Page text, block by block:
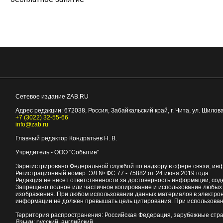
Сетевое издание ZAB.RU
Адрес редакции: 672038, Россия, Забайкальский край, г. Чита, ул.
+7 (3022) 32-55-66
info@zab.ru
Главный редактор Кондратьев Н. В.
Учредитель - ООО "Событие"
Зарегистрировано Федеральной службой по надзору в сфере связи,
Регистрационный номер: ЭЛ № ФС 77 - 75882 от 24 июня 2019 года
Редакция не несет ответственности за достоверность информации,
Запрещено полное или частичное копирование и использование
изображения. При любом использовании данных материалов в
информации не должен превышать цель цитирования. При
Территория распространения: Российская Федерация, зарубежные